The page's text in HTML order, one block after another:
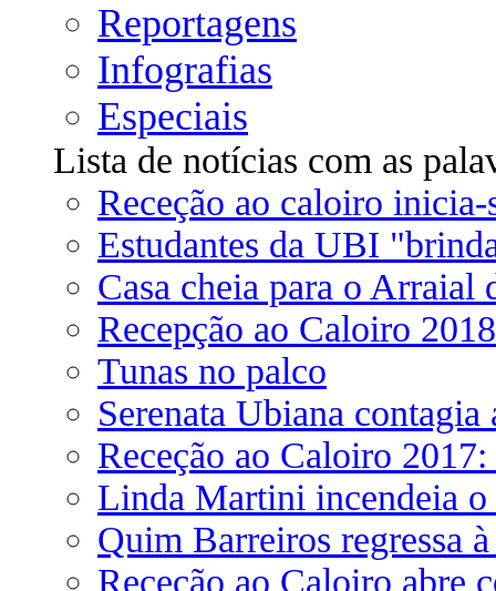
Reportagens
Infografias
Especiais
Lista de notícias com as
Receção ao caloiro
Estudantes da UBI
Casa cheia para o Arraial
Recepção ao Caloiro
Tunas no palco
Serenata Ubiana
Receção ao Caloiro 2017:
Linda Martini incendeia
Quim Barreiros regressa
Receção ao Caloiro abre